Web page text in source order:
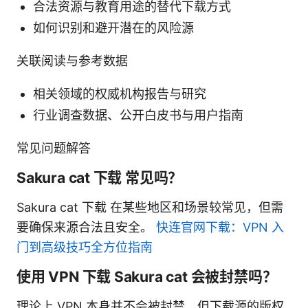
合法资源与教育用途的替代下载方式
如何识别和避开潜在的风险源
关联阅读与参考数据
相关领域的权威机构报告与研究
行业调查数据、公开白皮书与用户指南
常见问题解答
Sakura cat 下载 常见吗？
Sakura cat 下载 在某些地区和场景较常见，但需
要确保来源合法且安全。 快连官网下载：VPN 入
门到高级技巧全方位指南
使用 VPN 下载 Sakura cat 会被封禁吗？